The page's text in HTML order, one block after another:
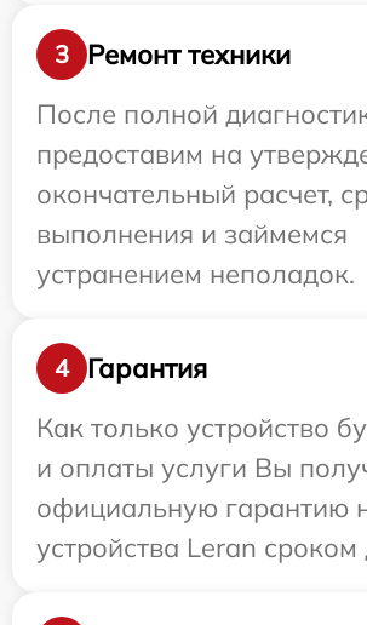
3
Ремонт техники
После полной
предоставим на
окончательный расчет,
выполнения и займемся
устранением неполадок.
4
Гарантия
Как только устройство
и оплаты услуги Вы
официальную гарантию
устройства Leran сроком